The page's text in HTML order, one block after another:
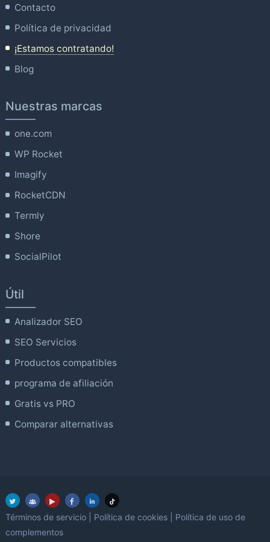
Contacto
Política de privacidad
¡Estamos contratando!
Blog
Nuestras marcas
one.com
WP Rocket
Imagify
RocketCDN
Termly
Shore
SocialPilot
Útil
Analizador SEO
SEO Servicios
Productos compatibles
programa de afiliación
Gratis vs PRO
Comparar alternativas
Términos de servicio Política de cookies
Política de uso de
complementos